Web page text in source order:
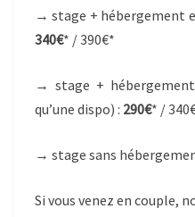
→ stage + hébergement
340€* / 390€*
→ stage +
qu’une dispo) : 290€* /
→ stage sans
Si vous venez en couple,